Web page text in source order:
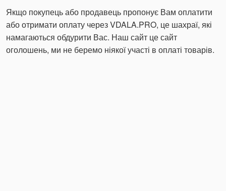
Якщо покупець або продавець пропонує Вам оплатити
або отримати оплату через VDALA.PRO, це шахраї, які
намагаються обдурити Вас. Наш сайт це сайт
оголошень, ми не беремо ніякої участі в оплаті товарів.